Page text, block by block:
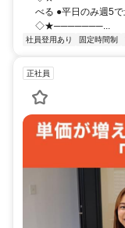
べる ●平日のみ週5
◇★───────...
社員登用あり 固定時間制
正社員